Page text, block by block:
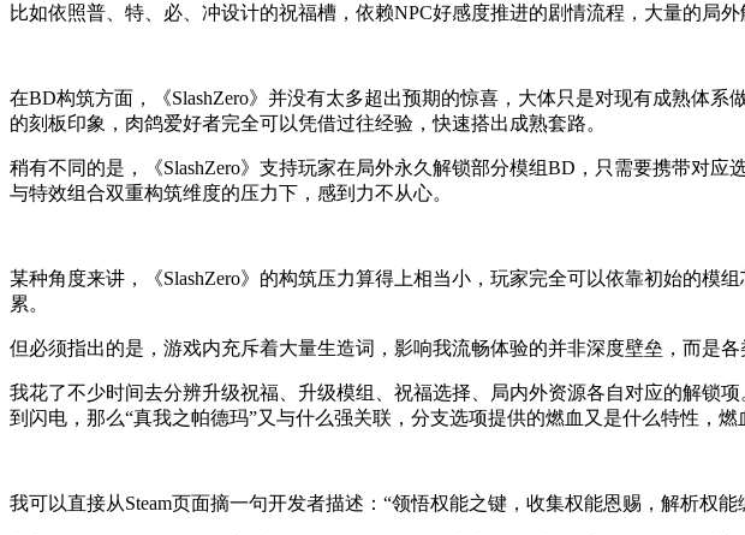
比如依照普、特、必、冲设计的祝福槽，依赖NPC好感度推进的剧情流程，大量的局
在BD构筑方面，《SlashZero》并没有太多超出预期的惊喜，大体只是对现有成熟体
的刻板印象，肉鸽爱好者完全可以凭借过往经验，快速搭出成熟套路。
稍有不同的是，《SlashZero》支持玩家在局外永久解锁部分模组BD，只需要携带对
与特效组合双重构筑维度的压力下，感到力不从心。
某种角度来讲，《SlashZero》的构筑压力算得上相当小，玩家完全可以依靠初始的
累。
但必须指出的是，游戏内充斥着大量生造词，影响我流畅体验的并非深度壁垒，而是各
我花了不少时间去分辨升级祝福、升级模组、祝福选择、局内外资源各自对应的解
到闪电，那么“真我之帕德玛”又与什么强关联，分支选项提供的燃血又是什么特性，
我可以直接从Steam页面摘一句开发者描述：“领悟权能之键，收集权能恩赐，解析权